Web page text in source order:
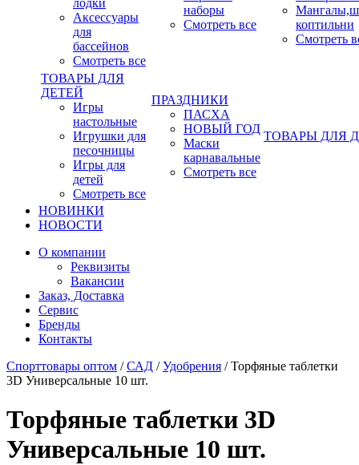
лодки
Аксессуары
для
бассейнов
Смотреть все
наборы
Смотреть все
коптильни
Смотреть
ТОВАРЫ ДЛЯ
ДЕТЕЙ
Игры
настольные
Игрушки для
песочницы
Игры для
детей
Смотреть все
ПРАЗДНИКИ
ПАСХА
НОВЫЙ ГОД
Маски
карнавальные
Смотреть все
ТОВАРЫ ДЛЯ
НОВИНКИ
НОВОСТИ
О компании
Реквизиты
Вакансии
Заказ, Доставка
Сервис
Бренды
Контакты
Спорттовары оптом /САД /Удобрения / Торфяные таблетки
3D Универсальные 10 шт.
Торфяные таблетки 3D
Универсальные 10 шт.